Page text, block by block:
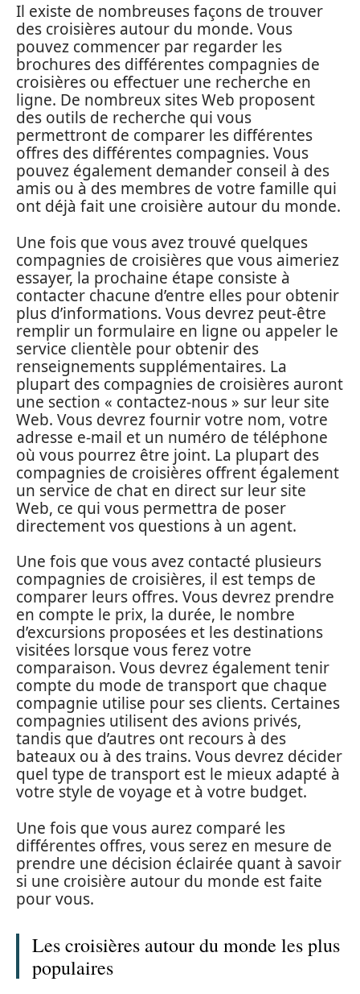
Il existe de nombreuses façons de trouver
des croisières autour du monde. Vous
pouvez commencer par regarder les
brochures des différentes compagnies de
croisières ou effectuer une recherche en
ligne. De nombreux sites Web proposent
des outils de recherche qui vous
permettront de comparer les différentes
offres des différentes compagnies. Vous
pouvez également demander conseil à des
amis ou à des membres de votre famille qui
ont déjà fait une croisière autour du monde.
Une fois que vous avez trouvé quelques
compagnies de croisières que vous aimeriez
essayer, la prochaine étape consiste à
contacter chacune d’entre elles pour obtenir
plus d’informations. Vous devrez peut-être
remplir un formulaire en ligne ou appeler le
service clientèle pour obtenir des
renseignements supplémentaires. La
plupart des compagnies de croisières auront
une section « contactez-nous » sur leur site
Web. Vous devrez fournir votre nom, votre
adresse e-mail et un numéro de téléphone
où vous pourrez être joint. La plupart des
compagnies de croisières offrent également
un service de chat en direct sur leur site
Web, ce qui vous permettra de poser
directement vos questions à un agent.
Une fois que vous avez contacté plusieurs
compagnies de croisières, il est temps de
comparer leurs offres. Vous devrez prendre
en compte le prix, la durée, le nombre
d’excursions proposées et les destinations
visitées lorsque vous ferez votre
comparaison. Vous devrez également tenir
compte du mode de transport que chaque
compagnie utilise pour ses clients. Certaines
compagnies utilisent des avions privés,
tandis que d’autres ont recours à des
bateaux ou à des trains. Vous devrez décider
quel type de transport est le mieux adapté à
votre style de voyage et à votre budget.
Une fois que vous aurez comparé les
différentes offres, vous serez en mesure de
prendre une décision éclairée quant à savoir
si une croisière autour du monde est faite
pour vous.
Les croisières autour du monde les plus
populaires